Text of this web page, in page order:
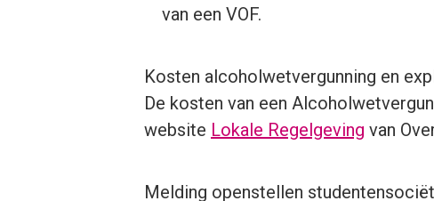
van een VOF.
Kosten alcoholwetvergunning en
De kosten van een
website Lokale Regelgeving van
Melding openstellen